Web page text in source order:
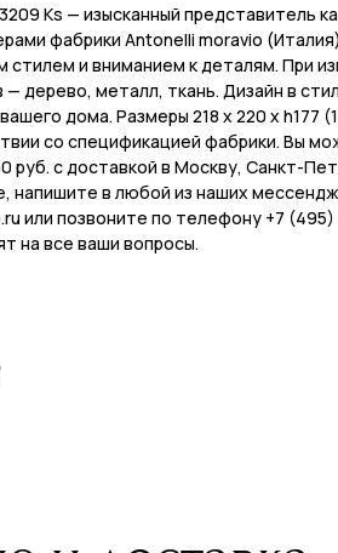
Ks — изысканный представитель
фабрики Antonelli moravio
и вниманием к деталям. При
дерево, металл, ткань. Дизайн в
дома. Размеры 218 x 220 x h177
со спецификацией фабрики. Вы
руб. с доставкой в Москву, Санкт-
напишите в любой из наших
или позвоните по телефону +7
на все ваши вопросы.